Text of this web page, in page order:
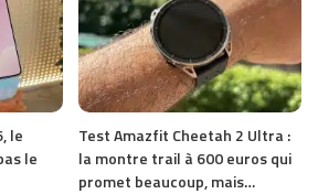
le
le
Test Amazfit Cheetah 2 Ultra :
la montre trail à 600 euros qui
promet beaucoup, mais…